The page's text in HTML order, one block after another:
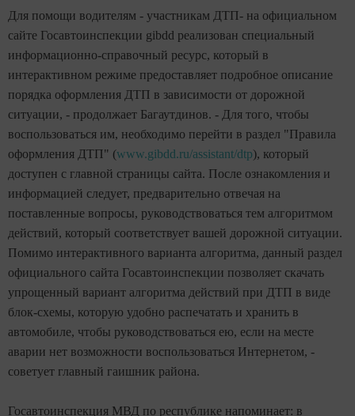
Для помощи водителям - участникам ДТП- на официальном
сайте Госавтоинспекции gibdd реализован специальный
информационно-справочный ресурс, который в
интерактивном режиме предоставляет подробное описание
порядка оформления ДТП в зависимости от дорожной
ситуации, - продолжает Багаутдинов. - Для того, чтобы
воспользоваться им, необходимо перейти в раздел "Правила
оформления ДТП" (www.gibdd.ru/assistant/dtp), который
доступен с главной страницы сайта. После ознакомления и
информацией следует, предварительно отвечая на
поставленные вопросы, руководствоваться тем алгоритмом
действий, который соответствует вашей дорожной ситуации.
Помимо интерактивного варианта алгоритма, данный раздел
официального сайта Госавтоинспекции позволяет скачать
упрощенный вариант алгоритма действий при ДТП в виде
блок-схемы, которую удобно распечатать и хранить в
автомобиле, чтобы руководствоваться ею, если на месте
аварии нет возможности воспользоваться Интернетом, -
советует главный гаишник района.
Госавтоинспекция МВД по республике напоминает: в